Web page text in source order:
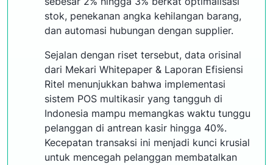
stok, penekanan angka kehilangan barang,
dan automasi hubungan dengan supplier.
Sejalan dengan riset tersebut, data orisinal
dari Mekari Whitepaper & Laporan Efisiensi
Ritel menunjukkan bahwa implementasi
sistem POS multikasir yang tangguh di
Indonesia mampu memangkas waktu tunggu
pelanggan di antrean kasir hingga 40%.
Kecepatan transaksi ini menjadi kunci krusial
untuk mencegah pelanggan membatalkan